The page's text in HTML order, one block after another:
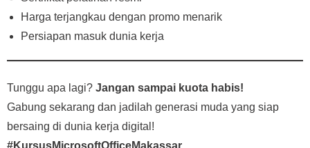
Harga terjangkau dengan promo menarik
Persiapan masuk dunia kerja
Tunggu apa lagi? Jangan sampai kuota habis!
Gabung sekarang dan jadilah generasi muda yang siap
bersaing di dunia kerja digital!
#KursusMicrosoftOfficeMakassar